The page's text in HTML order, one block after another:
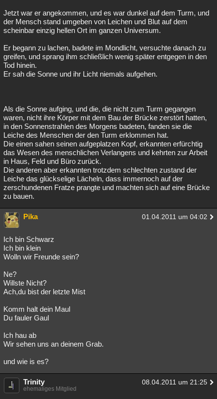
Jetzt war er angekommen, und es war dunkel auf dem Turm, und
der Mensch stand umgeben von Leichen und Blut auf dem
scheinbar einzig hellen Ort im ganzen Universum.
Er begann zu lachen, badete im Mondlicht, versuchte danach zu
greifen, und sprang ihm schließlich wenig später entgegen in den
Tod hinein.
Er sah die Sonne und ihr Licht niemals aufgehen.
Als die Sonne aufging, und die, die nicht zum Turm gegangen
waren, nicht ihre Körper mit dem Bau der Brücke zerstört hatten,
in den Sonnenstrahlen des Morgens badeten, fanden sie die
Leiche des Menschen der den Turm erklommen hat.
Die einen sahen seinen aufgeplatzen Kopf, erkannten erfürchtig
das Wesen des menschlichen Verlangens und kehrten zur Arbeit
in Haus, Feld und Büro zurück.
Die anderen aber erkannten trotzdem schlechten zustand der
Leiche das glückselige Lächeln, dass immernoch auf der
zerschundenen Fratze prangte und machten sich auf eine Brücke
zu bauen.
Pika 01.04.2011 um 04:02
Ich bin Schwarz
Ich bin klein
Wolln wir Freunde sein?
Ne?
Willste Nicht?
Ach,du bist der letzte Mist
Komm halt dein Maul
Du fauler Gaul
Ich hau ab
Wir sehen uns an deinem Grab.
und wie is es?
Trinity 08.04.2011 um 21:25
ehemaliges Mitglied